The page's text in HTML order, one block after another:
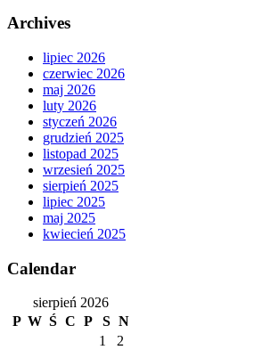
Archives
lipiec 2026
czerwiec 2026
maj 2026
luty 2026
styczeń 2026
grudzień 2025
listopad 2025
wrzesień 2025
sierpień 2025
lipiec 2025
maj 2025
kwiecień 2025
Calendar
sierpień 2026
P W Ś C P S N
1
2